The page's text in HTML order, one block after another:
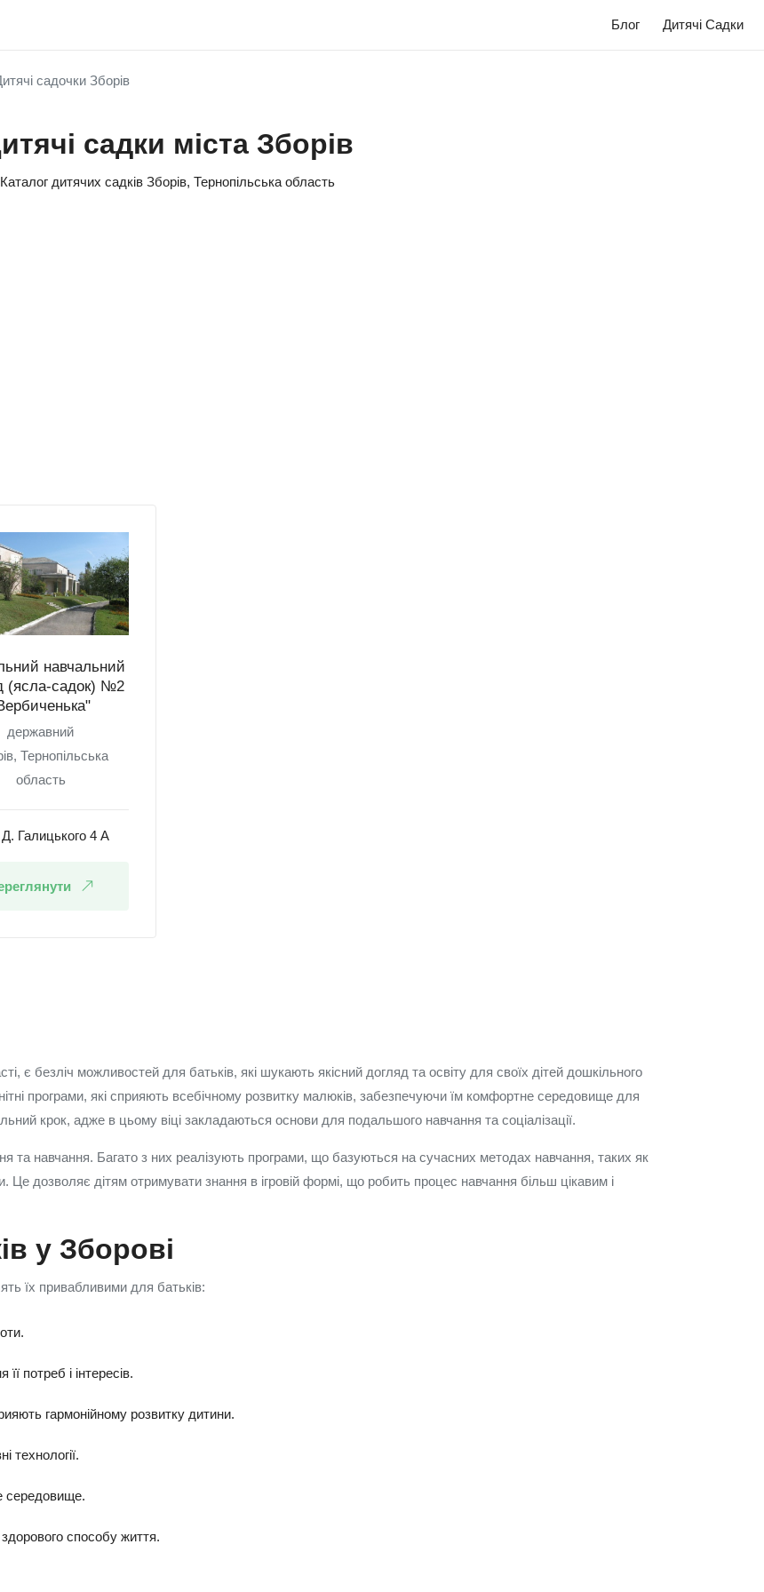
Блог Дитячі Садки
садочки Зборів
садки міста Зборів
Каталог дитячих садків Зборів, Тернопільська область
навчальний
(ясла-садок) №2
державний
Тернопільська
область
Галицького 4 А
є безліч можливостей для батьків, які шукають якісний догляд та освіту для своїх дітей дошкільного
програми, які сприяють всебічному розвитку малюків, забезпечуючи їм комфортне середовище для
крок, адже в цьому віці закладаються основи для подальшого навчання та соціалізації.
та навчання. Багато з них реалізують програми, що базуються на сучасних методах навчання, таких як
Це дозволяє дітям отримувати знання в ігровій формі, що робить процес навчання більш цікавим і
у Зборові
їх привабливими для батьків:
потреб і інтересів.
гармонійному розвитку дитини.
технології.
середовище.
способу життя.